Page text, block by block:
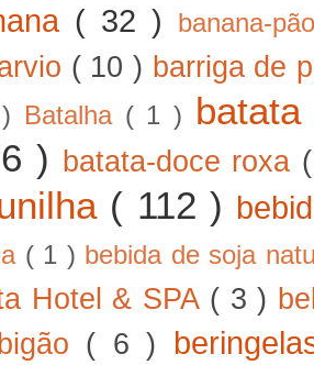
( 32 ) banana-
( 10 ) barriga de
Batalha ( 1 )
) batata-doce roxa
( 112 )
( 1 ) bebida de soja
Hotel & SPA ( 3 )
( 6 )